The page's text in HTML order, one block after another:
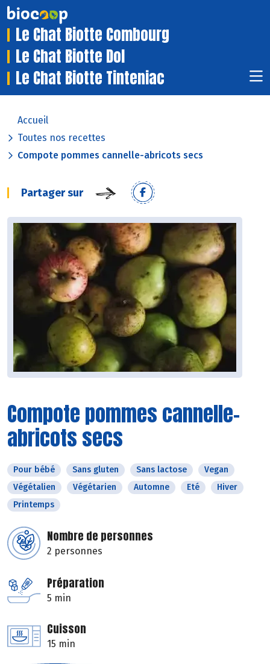
Le Chat Biotte Combourg
Le Chat Biotte Dol
Le Chat Biotte Tinteniac
Accueil
Toutes nos recettes
Compote pommes cannelle-abricots secs
Partager sur
Compote pommes cannelle-
abricots secs
Pour bébé Sans gluten Sans lactose
Vegan
Végétalien
Végétarien Automne Eté
Hiver
Printemps
Nombre de personnes
2 personnes
Préparation
5 min
Cuisson
15 min